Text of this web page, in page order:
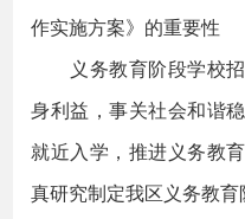
作实施方案》的重要性
义务教育阶段学校招
身利益，事关社会和谐
就近入学，推进义务教
真研究制定我区义务教育